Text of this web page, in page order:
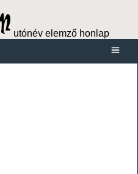
utónév elemző honlap